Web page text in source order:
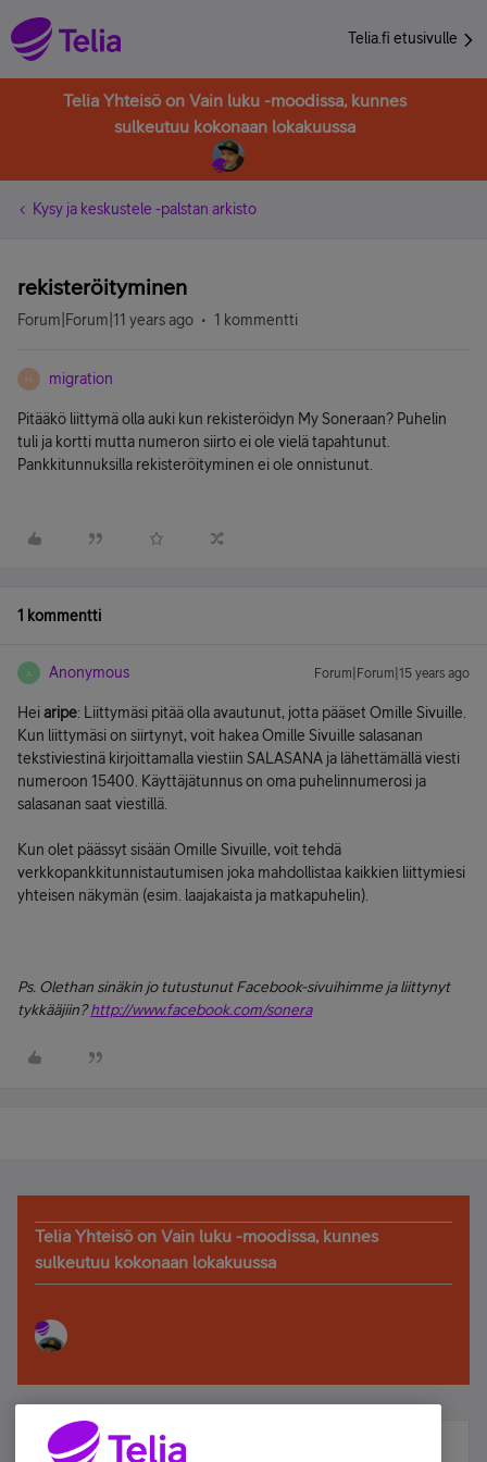
Telia.fi etusivulle
Telia Yhteisö on Vain luku -moodissa, kunnes
sulkeutuu kokonaan lokakuussa
Kysy ja keskustele -palstan arkisto
rekisteröityminen
Forum|Forum|11 years ago 1 kommentti
M migration
Pitääkö liittymä olla auki kun rekisteröidyn My Soneraan? Puhelin
tuli ja kortti mutta numeron siirto ei ole vielä tapahtunut.
Pankkitunnuksilla rekisteröityminen ei ole onnistunut.
1 kommentti
A Anonymous Forum|Forum|15 years ago
Heiaripe: Liittymäsi pitää olla avautunut, jotta pääset Omille Sivuille.
Kun liittymäsi on siirtynyt, voit hakea Omille Sivuille salasanan
tekstiviestinä kirjoittamalla viestiin SALASANA ja lähettämällä viesti
numeroon 15400. Käyttäjätunnus on oma puhelinnumerosi ja
salasanan saat viestillä.
Kun olet päässyt sisään Omille Sivuille, voit tehdä
verkkopankkitunnistautumisen joka mahdollistaa kaikkien liittymiesi
yhteisen näkymän (esim. laajakaista ja matkapuhelin).
Ps. Olethan sinäkin jo tutustunut Facebook-sivuihimme ja liittynyt
tykkääjiin?http://www.facebook.com/sonera
Telia Yhteisö on Vain luku -moodissa, kunnes
sulkeutuu kokonaan lokakuussa